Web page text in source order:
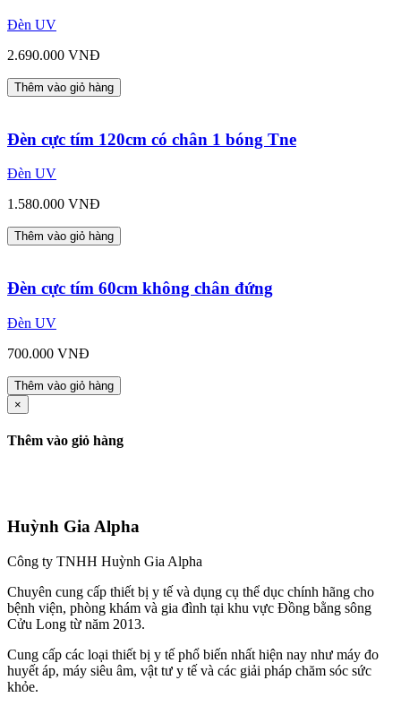
Đèn UV
2.690.000 VNĐ
Thêm vào giỏ hàng
Đèn cực tím 120cm có chân 1 bóng Tne
Đèn UV
1.580.000 VNĐ
Thêm vào giỏ hàng
Đèn cực tím 60cm không chân đứng
Đèn UV
700.000 VNĐ
Thêm vào giỏ hàng
×
Thêm vào giỏ hàng
Huỳnh Gia Alpha
Công ty TNHH Huỳnh Gia Alpha
Chuyên cung cấp thiết bị y tế và dụng cụ thể dục chính hãng cho
bệnh viện, phòng khám và gia đình tại khu vực Đồng bằng sông
Cửu Long từ năm 2013.
Cung cấp các loại thiết bị y tế phổ biến nhất hiện nay như máy đo
huyết áp, máy siêu âm, vật tư y tế và các giải pháp chăm sóc sức
khỏe.